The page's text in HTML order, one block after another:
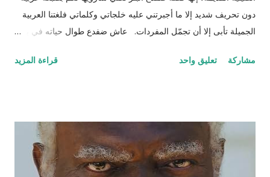
دون تحريف شديد إلا ما أجبرتني عليه خلجاتي وكلماتي فلغتنا العربية
الجميلة تأبى إلا أن تجمّل المفردات. عاش ضفدع طوال حياته في بئر
وجمال السحاب وهو يمر مشكلاً لوحات بيضاء سريعة وبطيئة مثل
الضفدع. قالت السلحفاة : "كيف أنت اليوم أيها الضفدع؟" رد عليها وقد
نفخ أوداجه واخضر خضاره وقال: "أنا كما ترين أسبح في هذا الماء
الراكد الساكن الهادئ أمتع ناظري في الموج الذي أفتعله على مزاجي
مشاركة تعليق واحد قراءة المزيد